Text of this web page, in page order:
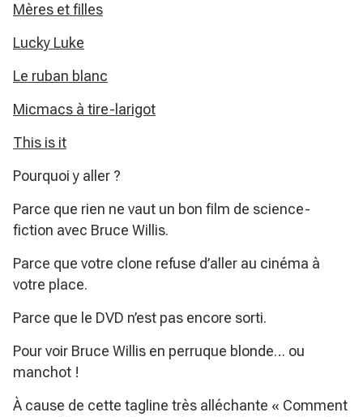
Mères et filles
Lucky Luke
Le ruban blanc
Micmacs à tire-larigot
This is it
Pourquoi y aller ?
Parce que rien ne vaut un bon film de science-
fiction avec Bruce Willis.
Parce que votre clone refuse d’aller au cinéma à
votre place.
Parce que le DVD n’est pas encore sorti.
Pour voir Bruce Willis en perruque blonde… ou
manchot !
À cause de cette tagline très alléchante « Comment